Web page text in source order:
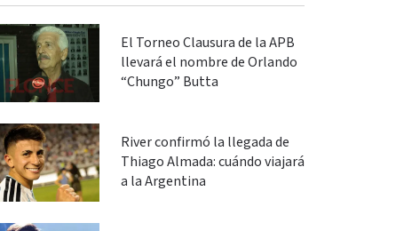
El Torneo Clausura de la APB
llevará el nombre de Orlando
“Chungo” Butta
River confirmó la llegada de
Thiago Almada: cuándo viajará
a la Argentina